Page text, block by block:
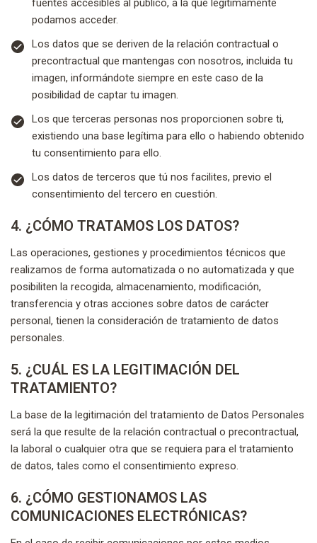
fuentes accesibles al público, a la que legítimamente
podamos acceder.
Los datos que se deriven de la relación contractual o
precontractual que mantengas con nosotros, incluida tu
imagen, informándote siempre en este caso de la
posibilidad de captar tu imagen.
Los que terceras personas nos proporcionen sobre ti,
existiendo una base legítima para ello o habiendo obtenido
tu consentimiento para ello.
Los datos de terceros que tú nos facilites, previo el
consentimiento del tercero en cuestión.
4. ¿CÓMO TRATAMOS LOS DATOS?
Las operaciones, gestiones y procedimientos técnicos que
realizamos de forma automatizada o no automatizada y que
posibiliten la recogida, almacenamiento, modificación,
transferencia y otras acciones sobre datos de carácter
personal, tienen la consideración de tratamiento de datos
personales.
5. ¿CUÁL ES LA LEGITIMACIÓN DEL
TRATAMIENTO?
La base de la legitimación del tratamiento de Datos Personales
será la que resulte de la relación contractual o precontractual,
la laboral o cualquier otra que se requiera para el tratamiento
de datos, tales como el consentimiento expreso.
6. ¿CÓMO GESTIONAMOS LAS
COMUNICACIONES ELECTRÓNICAS?